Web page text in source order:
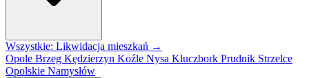
Wszystkie: Likwidacja mieszkań →
Opole Brzeg Kędzierzyn Koźle Nysa Kluczbork Prudnik Strzelce
Opolskie Namysłów